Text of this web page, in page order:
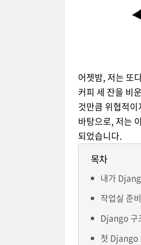
어젯밤, 저는 또
커피 세 잔을 비
것만큼 위협적
바탕으로, 저는
되었습니다.
목차
내가
작업실 준
Django 구
첫 Django